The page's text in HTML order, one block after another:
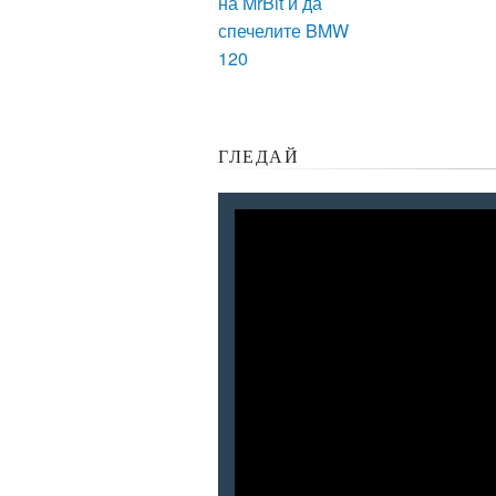
спечелите BMW
120
ГЛЕДАЙ